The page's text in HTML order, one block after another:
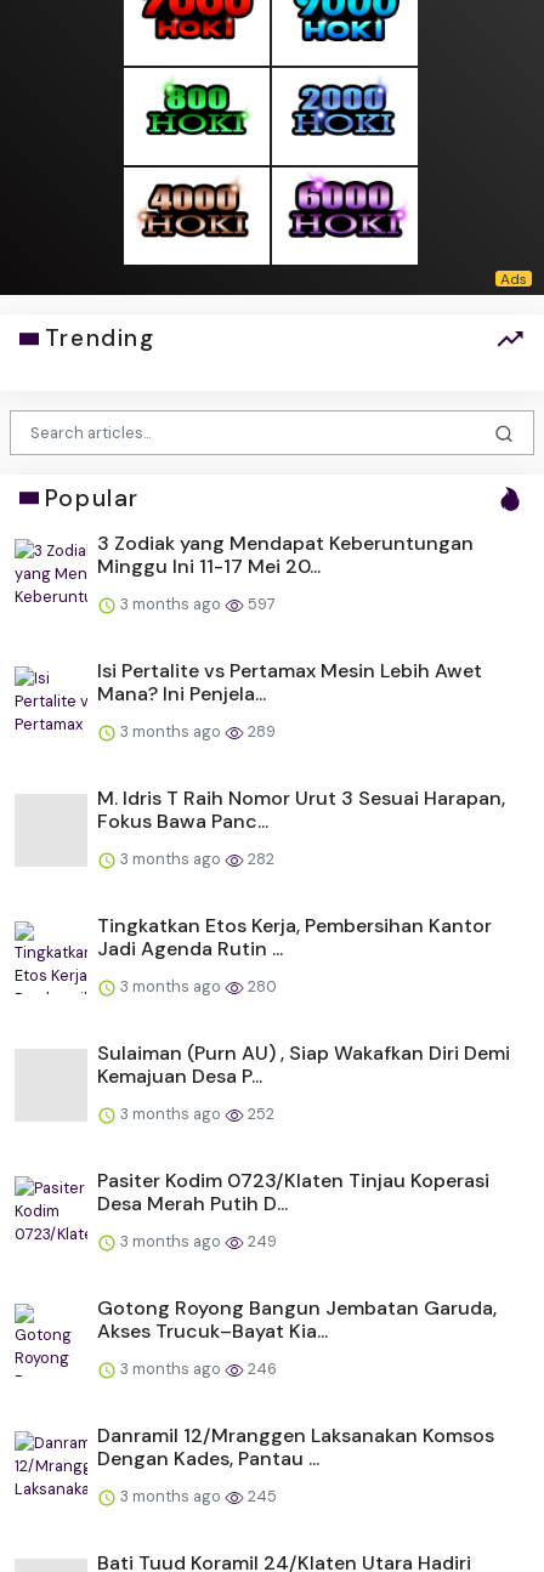
Trending
Popular
3 Zodiak yang Mendapat Keberuntungan
Minggu Ini 11-17 Mei 20...
3 months ago 597
Isi Pertalite vs Pertamax Mesin Lebih Awet
Mana? Ini Penjela...
3 months ago 289
M. Idris T Raih Nomor Urut 3 Sesuai Harapan,
Fokus Bawa Panc...
3 months ago 282
Tingkatkan Etos Kerja, Pembersihan Kantor
Jadi Agenda Rutin ...
3 months ago 280
Sulaiman (Purn AU) , Siap Wakafkan Diri Demi
Kemajuan Desa P...
3 months ago 252
Pasiter Kodim 0723/Klaten Tinjau Koperasi
Desa Merah Putih D...
3 months ago 249
Gotong Royong Bangun Jembatan Garuda,
Akses Trucuk–Bayat Kia...
3 months ago 246
Danramil 12/Mranggen Laksanakan Komsos
Dengan Kades, Pantau ...
3 months ago 245
Bati Tuud Koramil 24/Klaten Utara Hadiri